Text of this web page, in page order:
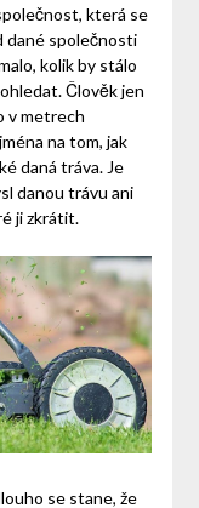
která se
dané společnosti
kolik by stálo
Člověk jen
v metrech
na tom, jak
daná tráva. Je
danou trávu ani
ji zkrátit.
se stane, že